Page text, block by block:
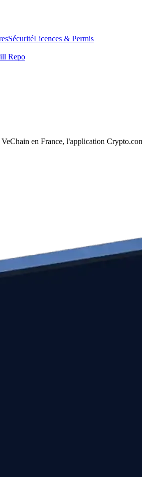
SécuritéLicences & Permis
Repo
en France, l'application